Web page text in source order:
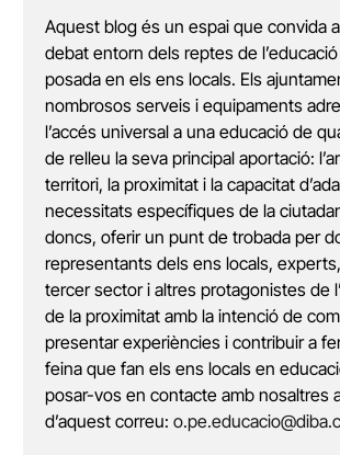
Aquest blog és un espai que convida
debat entorn dels reptes de
posada en els ens locals. Els
nombrosos serveis i equipaments
l’accés universal a una educació de
de relleu la seva principal aportació:
territori, la proximitat i la capacitat
necessitats específiques de la
doncs, oferir un punt de trobada per
representants dels ens locals,
tercer sector i altres protagonistes de
de la proximitat amb la intenció de
presentar experiències i contribuir a
feina que fan els ens locals en
posar-vos en contacte amb nosaltres
d’aquest correu: